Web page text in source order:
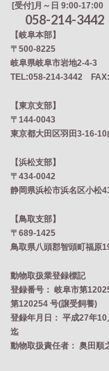
[受付]月～日 9:00-17:00
058-214-3442
【岐阜本部】
〒500-8225
岐阜県岐阜市岩地2‐4‐3
TEL:058-214-3442
【東京支部】
〒144-0043
東京都大田区羽田3-16-
【浜松支部】
〒434-0042
静岡県浜松市浜名区小松
【鳥取支部】
〒689-1425
鳥取県八頭郡智頭町福原
動物取扱業登録標記
登録番号： 岐阜市第
第120254 号(譲受飼養)
登録年月日： 平成27年
迄
動物取扱責任者： 奥田順